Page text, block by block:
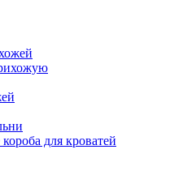
для кроватей